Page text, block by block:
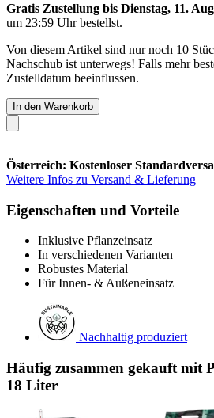
Gratis Zustellung bis Dienstag, 11.
um 23:59 Uhrbestellst.
Von diesem Artikel sind nur noch 10
Nachschub ist unterwegs! Falls mehr
Zustelldatum beeinflussen.
In den Warenkorb
Österreich: Kostenloser
Weitere Infos zu Versand & Lieferung
Eigenschaften und Vorteile
Inklusive Pflanzeinsatz
In verschiedenen Varianten
Robustes Material
Für Innen- & Außeneinsatz
Nachhaltig produziert
Häufig zusammen gekauft mit
18 Liter